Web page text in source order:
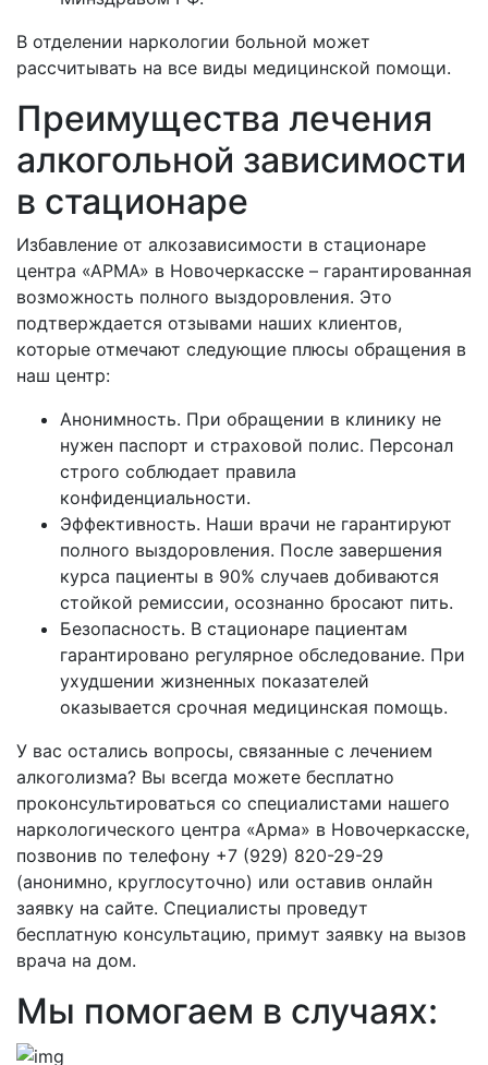
В отделении наркологии больной может
рассчитывать на все виды медицинской помощи.
Преимущества лечения
алкогольной зависимости
в стационаре
Избавление от алкозависимости в стационаре
центра «АРМА» в Новочеркасске – гарантированная
возможность полного выздоровления. Это
подтверждается отзывами наших клиентов,
которые отмечают следующие плюсы обращения в
наш центр:
Анонимность. При обращении в клинику не
нужен паспорт и страховой полис. Персонал
строго соблюдает правила
конфиденциальности.
Эффективность. Наши врачи не гарантируют
полного выздоровления. После завершения
курса пациенты в 90% случаев добиваются
стойкой ремиссии, осознанно бросают пить.
Безопасность. В стационаре пациентам
гарантировано регулярное обследование. При
ухудшении жизненных показателей
оказывается срочная медицинская помощь.
У вас остались вопросы, связанные с лечением
алкоголизма? Вы всегда можете бесплатно
проконсультироваться со специалистами нашего
наркологического центра «Арма» в Новочеркасске,
позвонив по телефону +7 (929) 820-29-29
(анонимно, круглосуточно) или оставив онлайн
заявку на сайте. Специалисты проведут
бесплатную консультацию, примут заявку на вызов
врача на дом.
Мы помогаем в случаях: